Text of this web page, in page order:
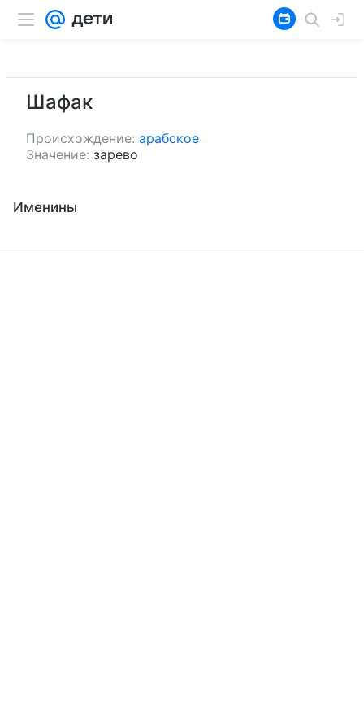
Шафак
Происхождение: арабское
Значение: зарево
Именины